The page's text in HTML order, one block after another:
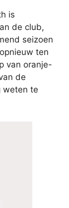
is
de club,
seizoen
ten
van oranje-
de
weten te